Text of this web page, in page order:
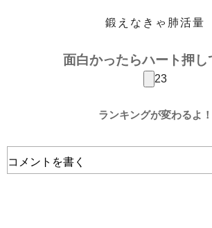
鍛えなきゃ肺活量
面白かったらハート押し
23
ランキングが変わるよ！
コメントを書く